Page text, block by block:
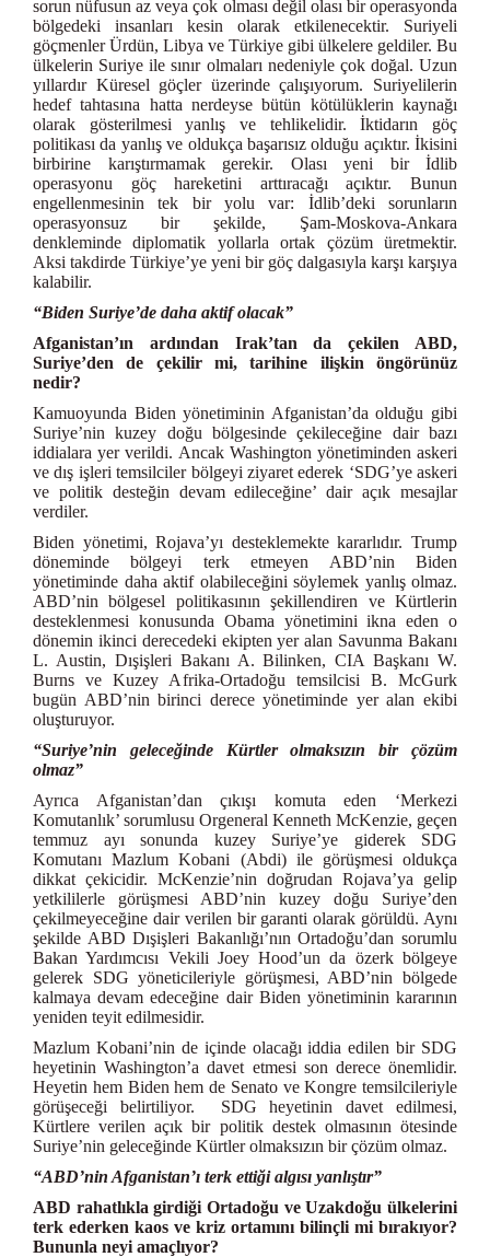
sorun nüfusun az veya çok olması değil olası bir operasyonda
bölgedeki insanları kesin olarak etkilenecektir. Suriyeli
göçmenler Ürdün, Libya ve Türkiye gibi ülkelere geldiler. Bu
ülkelerin Suriye ile sınır olmaları nedeniyle çok doğal. Uzun
yıllardır Küresel göçler üzerinde çalışıyorum. Suriyelilerin
hedef tahtasına hatta nerdeyse bütün kötülüklerin kaynağı
olarak gösterilmesi yanlış ve tehlikelidir. İktidarın göç
politikası da yanlış ve oldukça başarısız olduğu açıktır. İkisini
birbirine karıştırmamak gerekir. Olası yeni bir İdlib
operasyonu göç hareketini arttıracağı açıktır. Bunun
engellenmesinin tek bir yolu var: İdlib’deki sorunların
operasyonsuz bir şekilde, Şam-Moskova-Ankara
denkleminde diplomatik yollarla ortak çözüm üretmektir.
Aksi takdirde Türkiye’ye yeni bir göç dalgasıyla karşı karşıya
kalabilir.
“Biden Suriye’de daha aktif olacak”
Afganistan’ın ardından Irak’tan da çekilen ABD,
Suriye’den de çekilir mi, tarihine ilişkin öngörünüz
nedir?
Kamuoyunda Biden yönetiminin Afganistan’da olduğu gibi
Suriye’nin kuzey doğu bölgesinde çekileceğine dair bazı
iddialara yer verildi. Ancak Washington yönetiminden askeri
ve dış işleri temsilciler bölgeyi ziyaret ederek ‘SDG’ye askeri
ve politik desteğin devam edileceğine’ dair açık mesajlar
verdiler.
Biden yönetimi, Rojava’yı desteklemekte kararlıdır. Trump
döneminde bölgeyi terk etmeyen ABD’nin Biden
yönetiminde daha aktif olabileceğini söylemek yanlış olmaz.
ABD’nin bölgesel politikasının şekillendiren ve Kürtlerin
desteklenmesi konusunda Obama yönetimini ikna eden o
dönemin ikinci derecedeki ekipten yer alan Savunma Bakanı
L. Austin, Dışişleri Bakanı A. Bilinken, CIA Başkanı W.
Burns ve Kuzey Afrika-Ortadoğu temsilcisi B. McGurk
bugün ABD’nin birinci derece yönetiminde yer alan ekibi
oluşturuyor.
“Suriye’nin geleceğinde Kürtler olmaksızın bir çözüm
olmaz”
Ayrıca Afganistan’dan çıkışı komuta eden ‘Merkezi
Komutanlık’ sorumlusu Orgeneral Kenneth McKenzie, geçen
temmuz ayı sonunda kuzey Suriye’ye giderek SDG
Komutanı Mazlum Kobani (Abdi) ile görüşmesi oldukça
dikkat çekicidir. McKenzie’nin doğrudan Rojava’ya gelip
yetkililerle görüşmesi ABD’nin kuzey doğu Suriye’den
çekilmeyeceğine dair verilen bir garanti olarak görüldü. Aynı
şekilde ABD Dışişleri Bakanlığı’nın Ortadoğu’dan sorumlu
Bakan Yardımcısı Vekili Joey Hood’un da özerk bölgeye
gelerek SDG yöneticileriyle görüşmesi, ABD’nin bölgede
kalmaya devam edeceğine dair Biden yönetiminin kararının
yeniden teyit edilmesidir.
Mazlum Kobani’nin de içinde olacağı iddia edilen bir SDG
heyetinin Washington’a davet etmesi son derece önemlidir.
Heyetin hem Biden hem de Senato ve Kongre temsilcileriyle
görüşeceği belirtiliyor. SDG heyetinin davet edilmesi,
Kürtlere verilen açık bir politik destek olmasının ötesinde
Suriye’nin geleceğinde Kürtler olmaksızın bir çözüm olmaz.
“ABD’nin Afganistan’ı terk ettiği algısı yanlıştır”
ABD rahatlıkla girdiği Ortadoğu ve Uzakdoğu ülkelerini
terk ederken kaos ve kriz ortamını bilinçli mi bırakıyor?
Bununla neyi amaçlıyor?